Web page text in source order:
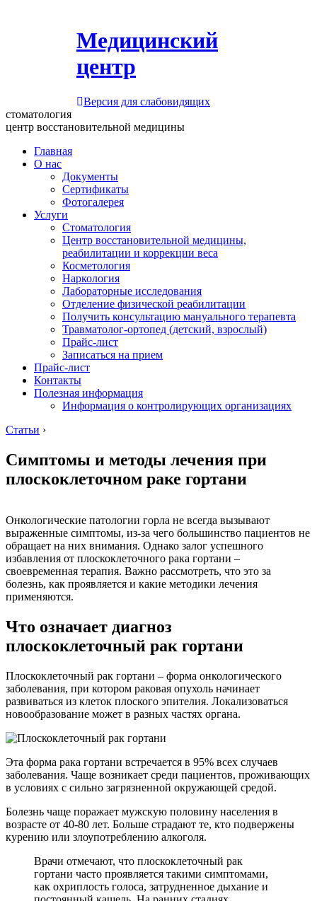
Медицинский
центр
Версия для слабовидящих
стоматология
центр восстановительной медицины
Главная
О нас
Документы
Сертификаты
Фотогалерея
Услуги
Стоматология
Центр восстановительной медицины,
реабилитации и коррекции веса
Косметология
Наркология
Лабораторные исследования
Отделение физической реабилитации
Получить консультацию мануального терапевта
Травматолог-ортопед (детский, взрослый)
Прайс-лист
Записаться на прием
Прайс-лист
Контакты
Полезная информация
Информация о контролирующих организациях
Статьи ›
Симптомы и методы лечения при
плоскоклеточном раке гортани
Онкологические патологии горла не всегда вызывают
выраженные симптомы, из-за чего большинство пациентов не
обращает на них внимания. Однако залог успешного
избавления от плоскоклеточного рака гортани –
своевременная терапия. Важно рассмотреть, что это за
болезнь, как проявляется и какие методики лечения
применяются.
Что означает диагноз
плоскоклеточный рак гортани
Плоскоклеточный рак гортани – форма онкологического
заболевания, при котором раковая опухоль начинает
развиваться из клеток плоского эпителия. Локализоваться
новообразование может в разных частях органа.
Эта форма рака гортани встречается в 95% всех случаев
заболевания. Чаще возникает среди пациентов, проживающих
в условиях с сильно загрязненной окружающей средой.
Болезнь чаще поражает мужскую половину населения в
возрасте от 40-80 лет. Больше страдают те, кто подвержены
курению или злоупотреблению алкоголя.
Врачи отмечают, что плоскоклеточный рак
гортани часто проявляется такими симптомами,
как охриплость голоса, затрудненное дыхание и